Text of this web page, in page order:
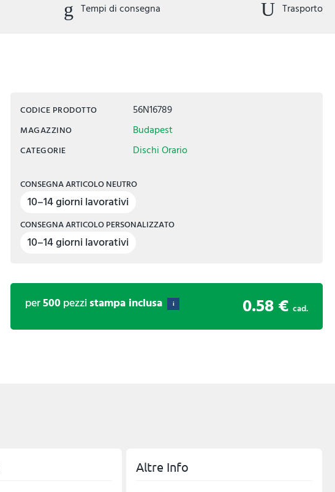
Tempi di consegna Trasporto
CODICE PRODOTTO 56N16789
MAGAZZINO Budapest
CATEGORIE Dischi Orario
CONSEGNA ARTICOLO NEUTRO
10–14 giorni lavorativi
CONSEGNA ARTICOLO PERSONALIZZATO
10–14 giorni lavorativi
per500pezzistampa inclusa i 0.58 € cad.
Altre Info